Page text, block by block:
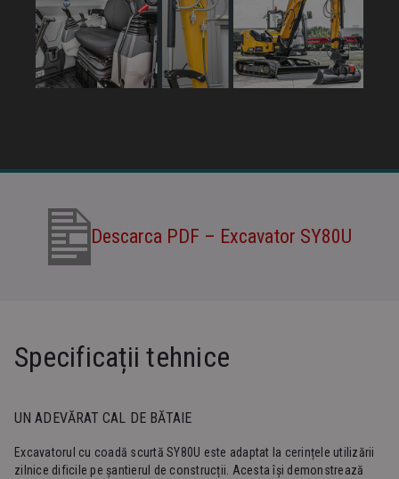
Descarca PDF – Excavator SY80U
Specificații tehnice
UN ADEVĂRAT CAL DE BĂTAIE
Excavatorul cu coadă scurtă SY80U este adaptat la cerințele utilizării
zilnice dificile pe șantierul de construcții. Acesta își demonstrează